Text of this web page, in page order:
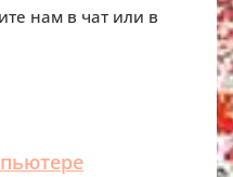
нам в чат или в